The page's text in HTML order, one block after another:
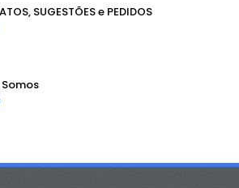
SUGESTÕES e PEDIDOS